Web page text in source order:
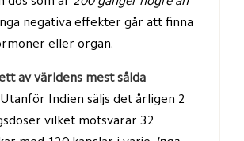
negativa effekter går att finna
eller organ.
av världens mest sålda
Utanför Indien säljs det årligen 2
vilket motsvarar 32